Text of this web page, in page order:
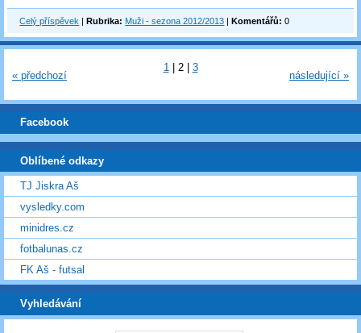
Celý příspěvek |Rubrika: Muži - sezona 2012/2013 |Komentářů: 0
« předchozí
1 2 3
následující »
Facebook
Oblíbené odkazy
TJ Jiskra Aš
vysledky.com
minidres.cz
fotbalunas.cz
FK Aš - futsal
Vyhledávání